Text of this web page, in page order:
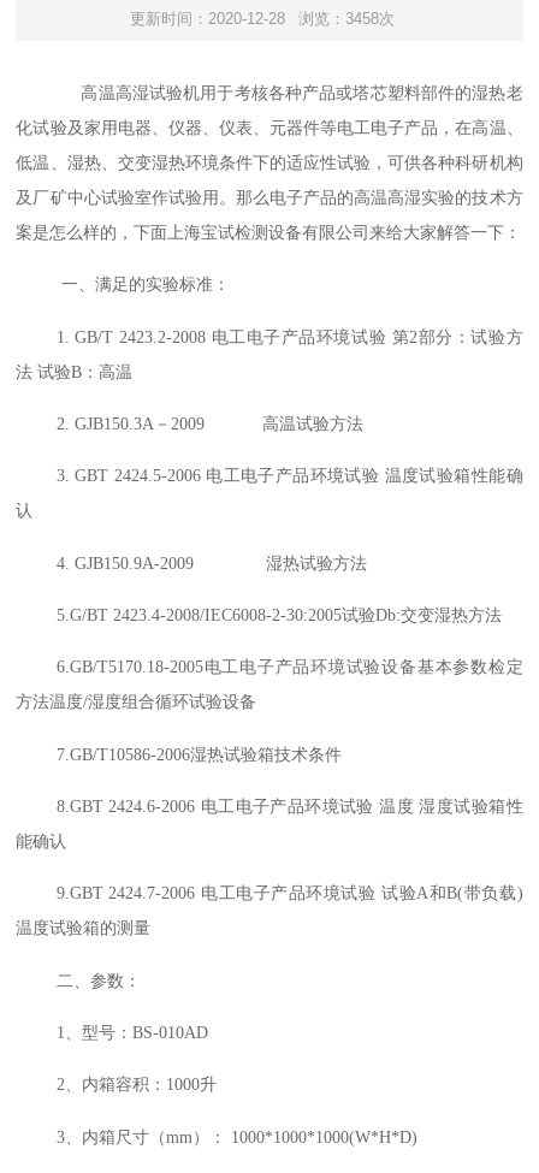
更新时间：2020-12-28 浏览：3458次
高温高湿试验机用于考核各种产品或塔芯塑料部件的湿热老
化试验及家用电器、仪器、仪表、元器件等电工电子产品，在高温、
低温、湿热、交变湿热环境条件下的适应性试验，可供各种科研机构
及厂矿中心试验室作试验用。那么电子产品的高温高湿实验的技术方
案是怎么样的，下面上海宝试检测设备有限公司来给大家解答一下：
一、满足的实验标准：
1. GB/T 2423.2-2008 电工电子产品环境试验 第2部分：试验方
法 试验B：高温
2. GJB150.3A－2009 高温试验方法
3. GBT 2424.5-2006 电工电子产品环境试验 温度试验箱性能确
认
4. GJB150.9A-2009 湿热试验方法
5.G/BT 2423.4-2008/IEC6008-2-30:2005试验Db:交变湿热方法
6.GB/T5170.18-2005电工电子产品环境试验设备基本参数检定
方法温度/湿度组合循环试验设备
7.GB/T10586-2006湿热试验箱技术条件
8.GBT 2424.6-2006 电工电子产品环境试验 温度 湿度试验箱性
能确认
9.GBT 2424.7-2006 电工电子产品环境试验 试验A和B(带负载)
温度试验箱的测量
二、参数：
1、型号：BS-010AD
2、内箱容积：1000升
3、内箱尺寸（mm）： 1000*1000*1000(W*H*D)